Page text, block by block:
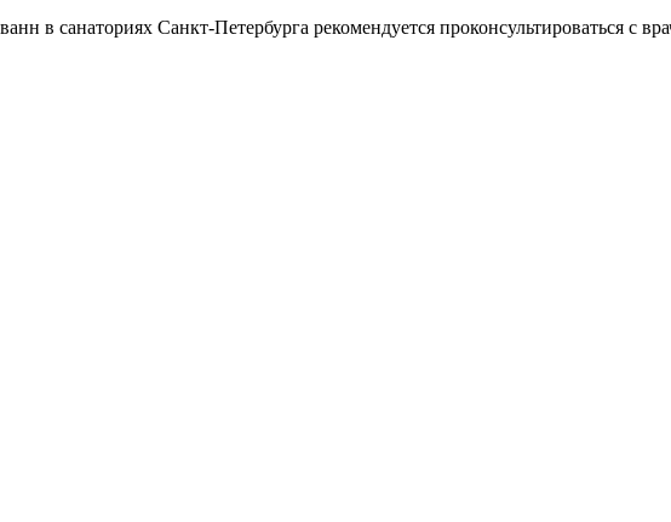
в санаториях Санкт-Петербурга рекомендуется проконсультироваться с